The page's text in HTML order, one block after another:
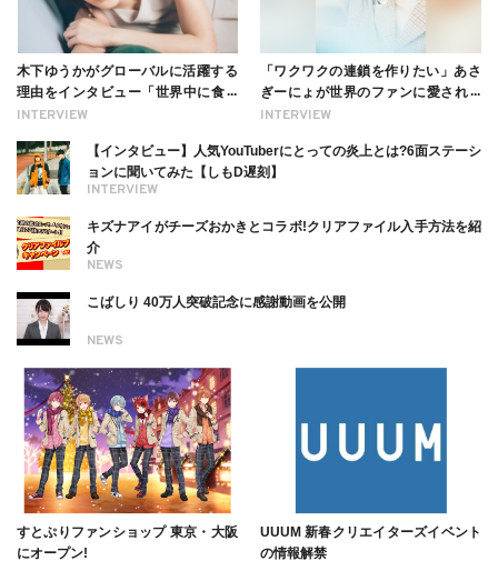
INTERVIEW
木下ゆうかがグローバルに活躍する
理由をインタビュー「世界中に食べ
る幸せを伝えたい」新事務所加入に
INTERVIEW
「ワクワクの連鎖を作りたい」あさ
ぎーにょが世界のファンに愛される
理由【インタビュー】
INTERVIEW
【インタビュー】人気YouTuberにとっての炎上とは?6面ステーシ
ョンに聞いてみた【しもD遅刻】
NEWS
キズナアイがチーズおかきとコラボ!クリアファイル入手方法を紹
介
NEWS
こばしり 40万人突破記念に感謝動画を公開
すとぷりファンショップ 東京・大阪
にオープン!
UUUM 新春クリエイターズイベント
の情報解禁